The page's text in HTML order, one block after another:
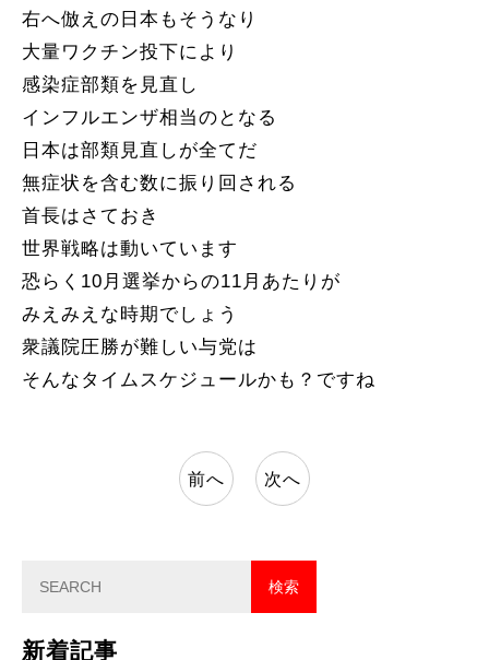
右へ倣えの日本もそうなり
大量ワクチン投下により
感染症部類を見直し
インフルエンザ相当のとなる
日本は部類見直しが全てだ
無症状を含む数に振り回される
首長はさておき
世界戦略は動いています
恐らく10月選挙からの11月あたりが
みえみえな時期でしょう
衆議院圧勝が難しい与党は
そんなタイムスケジュールかも？ですね
前へ 次へ
新着記事